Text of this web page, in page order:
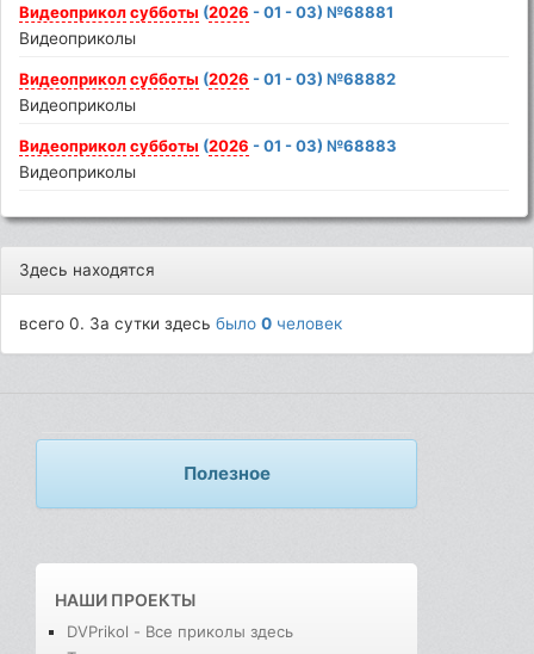
Видеоприкол субботы (2026 - 01 - 03) №68881
Видеоприколы
Видеоприкол субботы (2026 - 01 - 03) №68882
Видеоприколы
Видеоприкол субботы (2026 - 01 - 03) №68883
Видеоприколы
Здесь находятся
всего 0. За сутки здесьбыло0 человек
Полезное
НАШИ ПРОЕКТЫ
DVPrikol - Все приколы здесь